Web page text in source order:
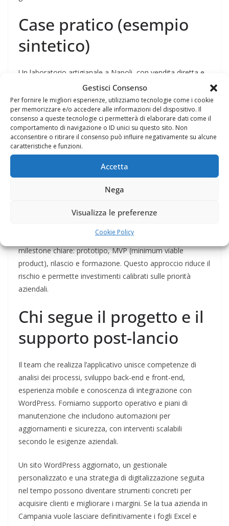
Gestisci Consenso
Per fornire le migliori esperienze, utilizziamo tecnologie come i cookie
per memorizzare e/o accedere alle informazioni del dispositivo. Il
consenso a queste tecnologie ci permetterà di elaborare dati come il
comportamento di navigazione o ID unici su questo sito. Non
acconsentire o ritirare il consenso può influire negativamente su alcune
caratteristiche e funzioni.
Accetta
Nega
Visualizza le preferenze
Cookie Policy
Case pratico (esempio
sintetico)
Un laboratorio artigianale a Napoli, con vendita diretta e
agenti, gestiva ordini su Excel e comunicazioni via
WhatsApp. Dopo l’analisi abbiamo disegnato un
gestionale che centralizza ordini, sincronizza il magazzino,
permette agli agenti di inviare ordini tramite app e genera
automaticamente bolle e report di produzione. Risultato:
tempi di evasione più rapidi e meno errori nelle consegne.
Come iniziare: audit
operativo e roadmap
priorità. In base ai risultati definiamo una roadmap con
milestone chiare: prototipo, MVP (minimum viable
product), rilascio e formazione. Questo approccio riduce il
rischio e permette investimenti calibrati sulle priorità
aziendali.
Chi segue il progetto e il
supporto post-lancio
Il team che realizza l’applicativo unisce competenze di
analisi dei processi, sviluppo back-end e front-end,
esperienza mobile e conoscenza di integrazione con
WordPress. Forniamo supporto operativo e piani di
manutenzione che includono automazioni per
aggiornamenti e sicurezza, con interventi scalabili
secondo le esigenze aziendali.
Un sito WordPress aggiornato, un gestionale
personalizzato e una strategia di digitalizzazione seguita
nel tempo possono diventare strumenti concreti per
acquisire clienti e migliorare i margini. Se la tua azienda in
Campania vuole lasciare definitivamente i fogli Excel e